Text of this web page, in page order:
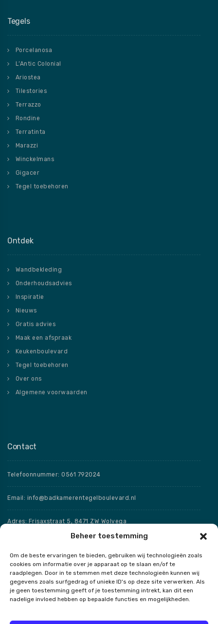
Beheer toestemming
Om de beste ervaringen te bieden, gebruiken wij technologieën zoals
cookies om informatie over je apparaat op te slaan en/of te
raadplegen. Door in te stemmen met deze technologieën kunnen wij
gegevens zoals surfgedrag of unieke ID's op deze site verwerken. Als
je geen toestemming geeft of je toestemming intrekt, kan dit een
nadelige invloed hebben op bepaalde functies en mogelijkheden.
Tegels
Porcelanosa
L’Antic Colonial
Ariostea
Tilestories
Terrazzo
Rondine
Terratinta
Marazzi
Winckelmans
Gigacer
Tegel toebehoren
Ontdek
Wandbekleding
Onderhoudsadvies
Inspiratie
Nieuws
Gratis advies
Maak een afspraak
Keukenboulevard
Tegel toebehoren
Over ons
Algemene voorwaarden
Contact
Telefoonnummer: 0561 792024
Email: info@badkamerentegelboulevard.nl
Adres: Frisaxstraat 5, 8471 ZW Wolvega
Speciale openingstijden